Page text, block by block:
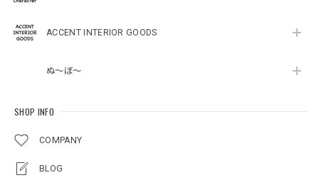
ACCENT INTERIOR GOODS
ぬ～ぼ～
SHOP INFO
COMPANY
BLOG